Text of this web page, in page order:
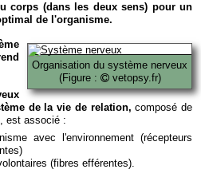
corps (dans les deux sens) pour un
de l'organisme.
Organisation du système nerveux
(Figure :
vetopsy.fr)
de la vie de relation, composé de
est associé :
avec l'environnement (récepteurs
(fibres efférentes).